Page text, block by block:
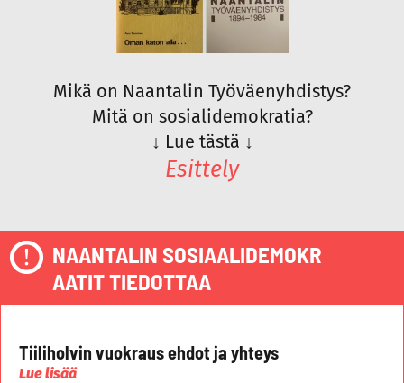
Mikä on Naantalin Työväenyhdistys?
Mitä on sosialidemokratia?
↓ Lue tästä ↓
Esittely
NAANTALIN SOSIAALIDEMOKR
AATIT TIEDOTTAA
Tiiliholvin vuokraus ehdot ja yhteys
Lue lisää